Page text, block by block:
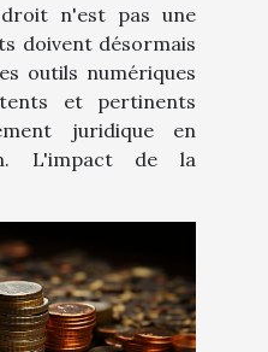
n'est pas une
doivent désormais
outils numériques
et pertinents
juridique en
L'impact de la